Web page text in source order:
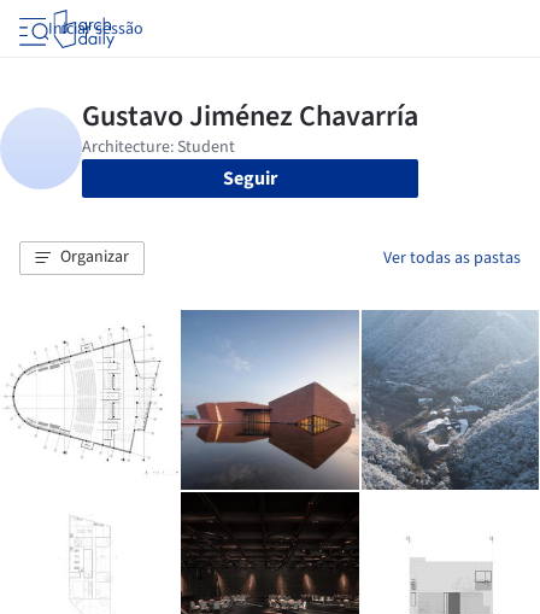
Iniciar sessão
Seguir
Organizar Ver todas as pastas